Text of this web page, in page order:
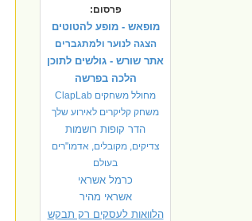
פרסום:
מופאש - מופע להטוטים
הצגה לנוער ולמתגברים
אתר שורש - גולשים לתוכן
הלכה בפרשה
מחולל משחקים ClapLab
משחק קליקרים לאירוע שלך
הדר קופות רושמות
צדיקים, מקובלים, אדמו"רים
בעולם
כרמל אשראי
אשראי מהיר
הלוואות לעסקים רק תבקש